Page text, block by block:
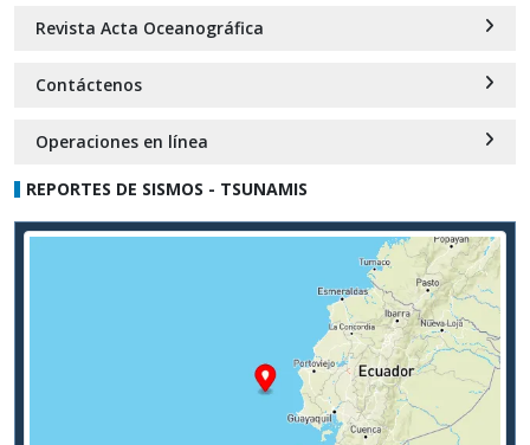
Revista Acta Oceanográfica
Contáctenos
Operaciones en línea
REPORTES DE SISMOS - TSUNAMIS